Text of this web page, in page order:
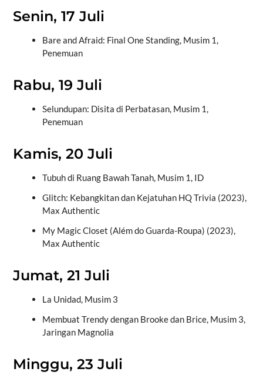
Senin, 17 Juli
Bare and Afraid: Final One Standing, Musim 1,
Penemuan
Rabu, 19 Juli
Selundupan: Disita di Perbatasan, Musim 1,
Penemuan
Kamis, 20 Juli
Tubuh di Ruang Bawah Tanah, Musim 1, ID
Glitch: Kebangkitan dan Kejatuhan HQ Trivia (2023),
Max Authentic
My Magic Closet (Além do Guarda-Roupa) (2023),
Max Authentic
Jumat, 21 Juli
La Unidad, Musim 3
Membuat Trendy dengan Brooke dan Brice, Musim 3,
Jaringan Magnolia
Minggu, 23 Juli